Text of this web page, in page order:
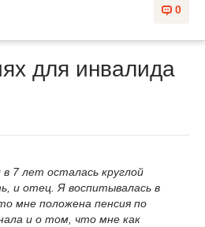
0
для инвалида
в 7 лет осталась круглой
и отец. Я воспитывалась в
мне положена пенсия по
и о том, что мне как